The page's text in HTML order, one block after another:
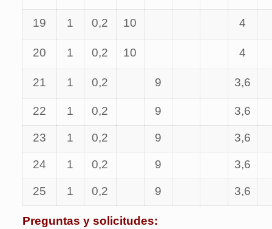
19 1 0,2 10 4
20 1 0,2 10 4
21 1 0,2 9 3,6
22 1 0,2 9 3,6
23 1 0,2 9 3,6
24 1 0,2 9 3,6
25 1 0,2 9 3,6
Preguntas y solicitudes: